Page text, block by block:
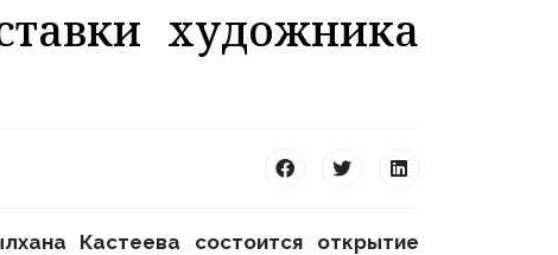
художника
Кастеева состоится открытие